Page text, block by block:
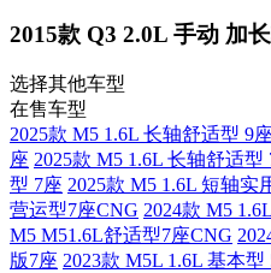
2015款 Q3 2.0L 手动 加
选择其他车型
在售车型
2025款 M5 1.6L 长轴舒适型 9座
座 2025款 M5 1.6L 长轴舒适型
型 7座 2025款 M5 1.6L 短轴实
营运型7座CNG 2024款 M5
M5 M51.6L舒适型7座CNG
版7座 2023款 M5L 1.6L 基本型